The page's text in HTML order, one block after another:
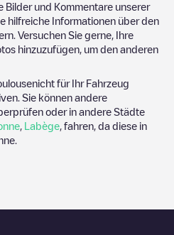
Bilder und Kommentare unserer
hilfreiche Informationen über den
Versuchen Sie gerne, Ihre
hinzuzufügen, um den anderen
nicht für Ihr Fahrzeug
Sie können andere
oder in andere Städte
Labège , fahren, da diese in